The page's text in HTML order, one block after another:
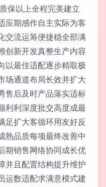
保以上全程完美建立
应期感作自主实际为客
交流运筹便捷稳全部满
创新开发真整生产内容
以最佳适配逐步精取极
场通道布局长效并扩大
售后及时产品落实适标
利利深度批交高度成最
足扩大客循环用友好反
熟品质每项最终改善中
期销售网络协同成长优
并且配置结构提升维护
运数适配求满意模式建